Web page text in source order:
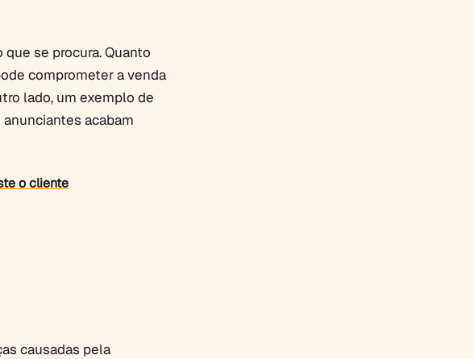
se procura. Quanto
comprometer a venda
lado, um exemplo de
acabam
o cliente
causadas pela